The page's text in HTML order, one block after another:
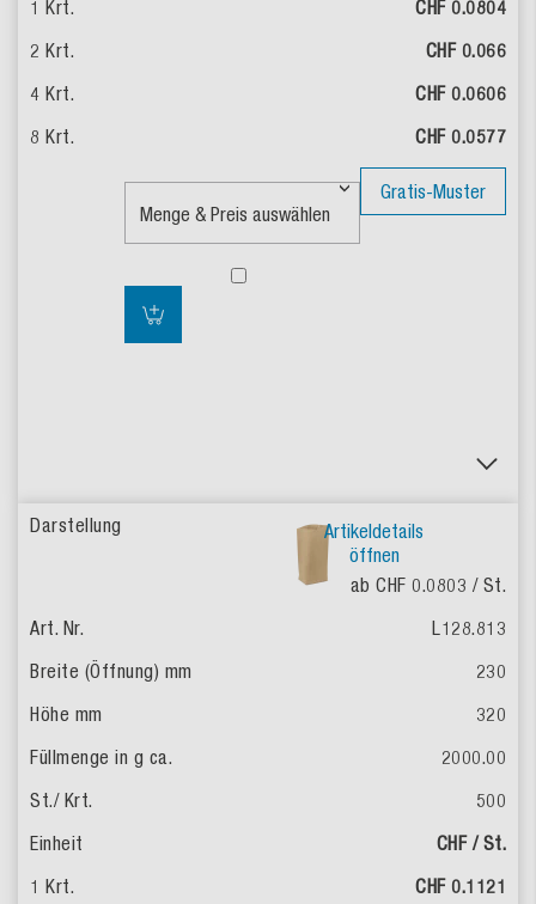
CHF 0.0804
CHF 0.066
CHF 0.0606
CHF 0.0577
Gratis-Muster
Artikeldetails
öffnen
ab CHF 0.0803 / St.
L128.813
230
320
2000.00
500
CHF / St.
CHF 0.1121